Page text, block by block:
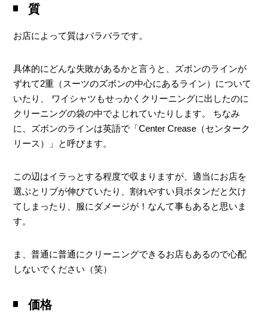
質
お店によって質はバラバラです。
具体的にどんな失敗があるかと言うと、ズボンのラインが
ずれて2重（スーツのズボンの中心にあるライン）について
いたり、 ワイシャツもせっかくクリーニングに出したのに
クリーニングの袋の中でよじれていたりします。 ちなみ
に、ズボンのラインは英語で「Center Crease（センターク
リース）」と呼びます。
この辺はイラっとする程度で収まりますが、適当にお店を
選ぶとリブが伸びていたり、割れやすい貝ボタンだと欠け
てしまったり、服にダメージが！なんて事もあると思いま
す。
ま、普通に普通にクリーニングできるお店もあるので心配
しないでください（笑）
価格